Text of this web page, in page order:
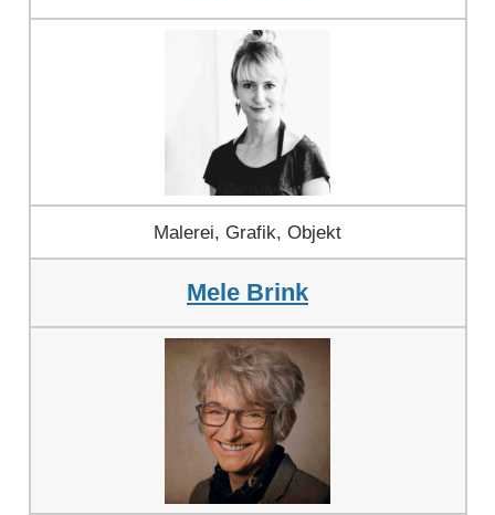
Malerei, Grafik, Objekt
Mele Brink